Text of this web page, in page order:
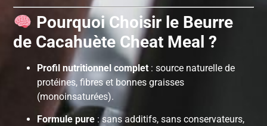
Pourquoi Choisir le Beurre
de Cacahuète Cheat Meal ?
Profil nutritionnel complet : source naturelle de
protéines, fibres et bonnes graisses
(monoinsaturées).
Formule pure : sans additifs, sans conservateurs,